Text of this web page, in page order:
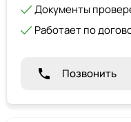
Документы
Работает по
Позвонить